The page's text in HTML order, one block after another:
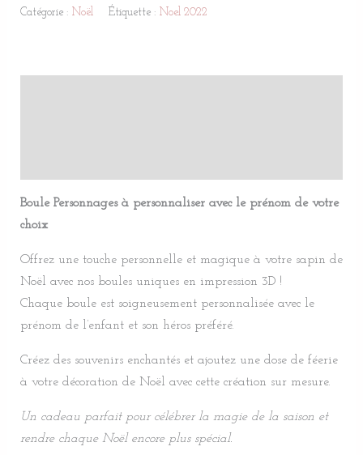
Catégorie : Noël Étiquette : Noel 2022
Boule Personnages à personnaliser avec le prénom de votre
choix
Offrez une touche personnelle et magique à votre sapin de
Noël avec nos boules uniques en impression 3D !
Chaque boule est soigneusement personnalisée avec le
prénom de l’enfant et son héros préféré.
Créez des souvenirs enchantés et ajoutez une dose de féerie
à votre décoration de Noël avec cette création sur mesure.
Un cadeau parfait pour célébrer la magie de la saison et
rendre chaque Noël encore plus spécial.